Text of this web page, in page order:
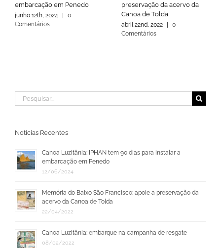
embarcação em Penedo
junho 12th, 2024 |
0
Comentários
preservação da acervo da
Canoa de Tolda
abril 22nd, 2022 |
0
Comentários
Buscar
resultados
Notícias Recentes
Canoa Luzitânia: IPHAN tem 90 dias para instalar a
embarcação em Penedo
12/06/2024
Memória do Baixo São Francisco: apoie a preservação da
acervo da Canoa de Tolda
22/04/2022
Canoa Luzitânia: embarque na campanha de resgate
08/02/2022